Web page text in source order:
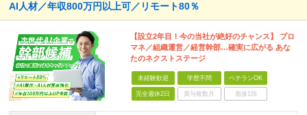
AI人材／年収800万円以上可／リモート80％
【設立2年目！今の当社が絶好のチャンス】 プロ
マネ／組織運営／経営幹部…確実に広がる あな
たのネクストステージ
未経験歓迎 学歴不問 ベテランOK
完全週休2日 賞与複数月 面接1回